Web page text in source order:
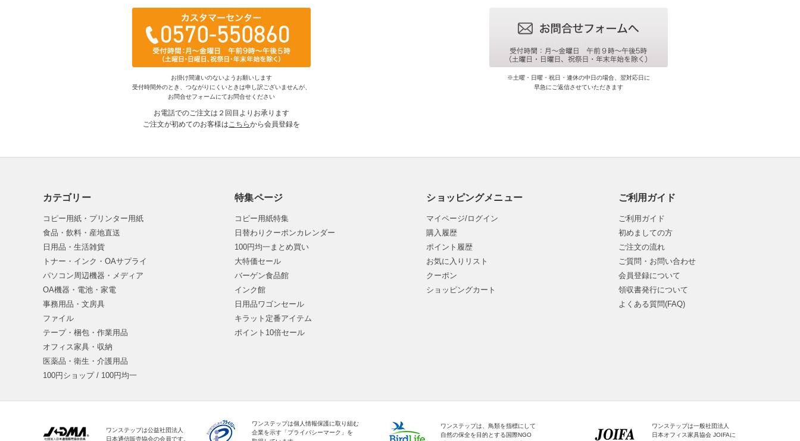
お掛け間違いのないようお願いします
受付時間外のとき、つながりにくいときは申し訳ございませんが、
お問合せフォームにてお問合せください
お電話でのご注文は２回目よりお承ります
ご注文が初めてのお客様はこちらから会員登録を
※土曜・日曜・祝日・連休の中日の場合、翌対応日に
早急にご返信させていただきます
カテゴリー
コピー用紙・プリンター用紙
食品・飲料・産地直送
日用品・生活雑貨
トナー・インク・OAサプライ
パソコン周辺機器・メディア
OA機器・電池・家電
事務用品・文房具
ファイル
テープ・梱包・作業用品
オフィス家具・収納
医薬品・衛生・介護用品
100円ショップ / 100円均一
特集ページ
コピー用紙特集
日替わりクーポンカレンダー
100円均一まとめ買い
大特価セール
バーゲン食品館
インク館
日用品ワゴンセール
キラット定番アイテム
ポイント10倍セール
ショッピングメニュー
マイページ/ログイン
購入履歴
ポイント履歴
お気に入りリスト
クーポン
ショッピングカート
ご利用ガイド
ご利用ガイド
初めましての方
ご注文の流れ
ご質問・お問い合わせ
会員登録について
領収書発行について
よくある質問(FAQ)
ワンステップは公益社団法人
日本通信販売協会の会員です。
ワンステップは個人情報保護に取り組む
企業を示す「プライバシーマーク」を
ワンステップは、鳥類を指標にして
自然の保全を目的とする国際NGO
ワンステップは一般社団法人
日本オフィス家具協会 JOIFAに